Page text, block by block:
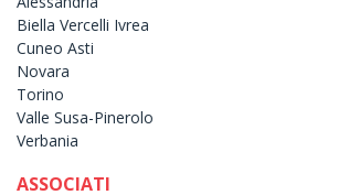
Biella Vercelli Ivrea
Cuneo Asti
Novara
Torino
Valle Susa-Pinerolo
Verbania
ASSOCIATI